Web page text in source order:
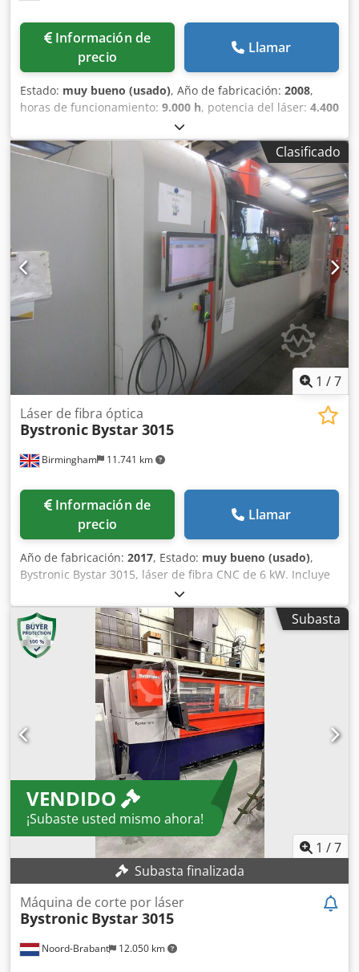
Información de
precio
Llamar
Estado: muy bueno (usado), Año de fabricación: 2008,
horas de funcionamiento: 9.000 h, potencia del láser: 4.400
, Usado muy limpio Bystronic Bystar 3015 4.4kW para la
venta / cama plana industrial cnc láser para la venta
Bystronic ByStar 3015 4.4kW Dedpfxsr Hcmrj Ahleck
MARCA: BYSTRONIC AÑO: 2008 MODELO: ByStar 3015 TIPO
DE APLICACIÓN: CORTE LÁSER UBICACIÓN: REINO UNIDO
TIPO DE MÁQUINA: MAQUINAS DE CORTE LASER (CO2)
Totalmente revisada y bien mantenida MARCA DE LA
UNIDAD DE CONTROL: BYSTRONIC Información técnica
MARCA: BYSTRONIC POTENCIA LÁSER: 4,4KW / 4400 vatios
TIPO DE LASER: LASER CO2 MARCA: BYLASER 4400
MOVIMIENTO MOVIMIENTO EJE X: 3000 MM MOVIMIENTO
EJE Y: 1500 MM Horas de máquina: Horas de corte: 9,000
EQUIPO ADICIONAL - BYPOS - CUT-CONTROL - 2 CABEZALES
DE CORTE (5″, 7.5″)
Clasificado
1 /7
Birmingham 11.741 km
Láser de fibra óptica
Bystronic Bystar 3015
Información de
precio
Llamar
Año de fabricación: 2017, Estado: muy bueno (usado),
Bystronic Bystar 3015, láser de fibra CNC de 6 kW. Incluye
el sistema Bystronic Bytrans ByTrans Extended para la
carga y descarga de materiales. Año 2017. Dcsdolu E
Hqjpfx Ahlsk Horas de funcionamiento: 30 000 (el
interruptor se mantiene encendido cuando no está en
uso). Horas de corte: 5144. Se realiza el mantenimiento
anual por parte de Bystronic, como parte de un contrato
de servicio. Trabajos recientes: 1 nuevo módulo. 1 cabezal
nuevo. Cuenta con un sistema automático de cambio de
boquillas y también con una cámara para la localización
de las láminas.
Subasta
VENDIDO
¡Subaste usted mismo ahora!
1 /7
Subasta finalizada
Noord-Brabant 12.050 km
Máquina de corte por láser
Bystronic Bystar 3015